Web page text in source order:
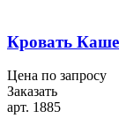
Кровать
Цена по запросу
Заказать
арт. 1885